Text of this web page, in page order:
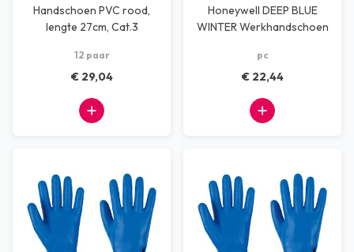
Handschoen PVC rood,
lengte 27cm, Cat.3
12 paar
€ 29,04
Honeywell DEEP BLUE
WINTER Werkhandschoen
pc
€ 22,44